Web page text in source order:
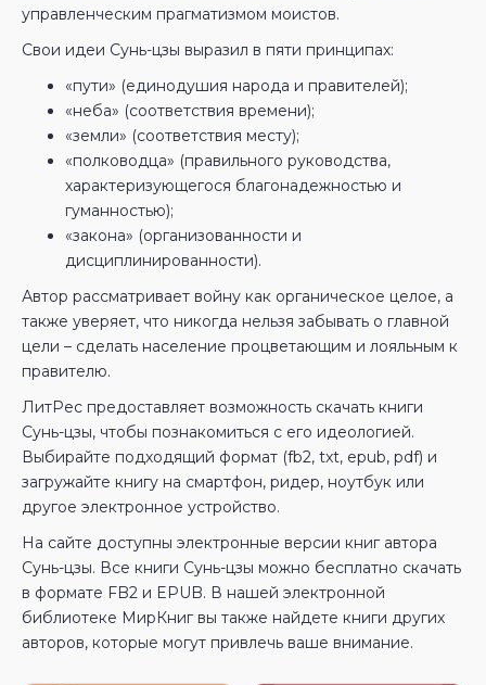
управленческим прагматизмом моистов.
Свои идеи Сунь-цзы выразил в пяти принципах:
«пути» (единодушия народа и правителей);
«неба» (соответствия времени);
«земли» (соответствия месту);
«полководца» (правильного руководства,
характеризующегося благонадежностью и
гуманностью);
«закона» (организованности и
дисциплинированности).
Автор рассматривает войну как органическое целое, а
также уверяет, что никогда нельзя забывать о главной
цели – сделать население процветающим и лояльным к
правителю.
ЛитРес предоставляет возможность скачать книги
Сунь-цзы, чтобы познакомиться с его идеологией.
Выбирайте подходящий формат (fb2, txt, epub, pdf) и
загружайте книгу на смартфон, ридер, ноутбук или
другое электронное устройство.
На сайте доступны электронные версии книг автора
Сунь-цзы. Все книги Сунь-цзы можно бесплатно скачать
в формате FB2 и EPUB. В нашей электронной
библиотеке МирКниг вы также найдете книги других
авторов, которые могут привлечь ваше внимание.